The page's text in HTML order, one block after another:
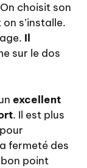
choisit son
s’installe.
Il
sur le dos
excellent
. Il est plus
fermeté des
bon point